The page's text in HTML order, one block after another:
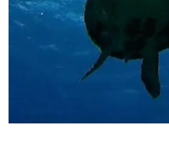
⭐相続税講座９～後継ぎ
⭐相続税講座10～預金
⭐相続税講座11～おく
⭐相続税講座12～３通
相続時精算課税制度
相続税の特例～「相続
自社（未公開）株の評価
住宅資金を援助しても
純資産価額方式
類似業種比準方式
後継ぎが先代から株の
会社の株式の保有と評
地方税
住民税について－１
国民年金・任意加入
国民健康保険
はたらくこと